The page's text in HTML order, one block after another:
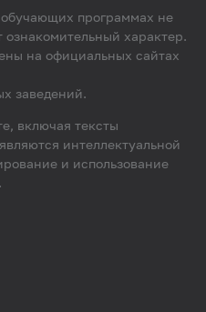
программах не
ознакомительный характер.
на официальных сайтах
заведений.
включая тексты
интеллектуальной
и использование